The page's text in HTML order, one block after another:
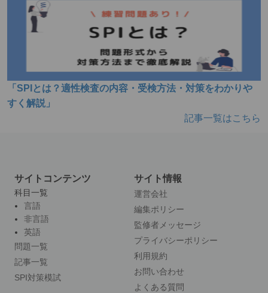
「SPIとは？適性検査の内容・受検方法・対策をわかりや
すく解説」
記事一覧はこちら
サイトコンテンツ
科目一覧
言語
非言語
英語
問題一覧
記事一覧
SPI対策模試
サイト情報
運営会社
編集ポリシー
監修者メッセージ
プライバシーポリシー
利用規約
お問い合わせ
よくある質問